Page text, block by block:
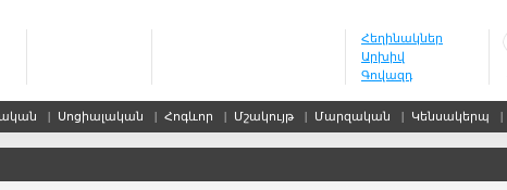
Հեղինակներ
Արխիվ
Գովազդ
| Սոցիալական | Հոգևոր | Մշակույթ | Մարզական | Կենսակերպ |